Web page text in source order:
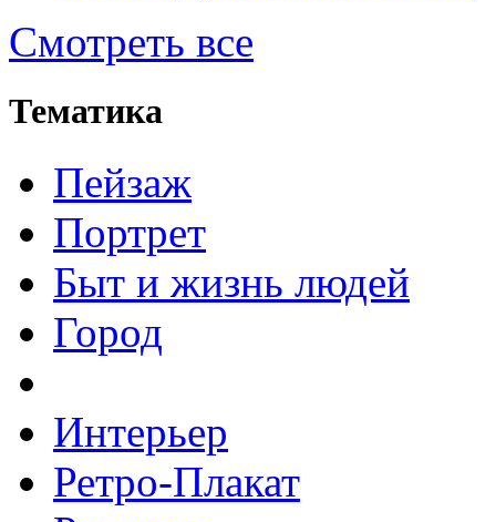
Смотреть все
Тематика
Пейзаж
Портрет
Быт и жизнь людей
Город
Интерьер
Ретро-Плакат